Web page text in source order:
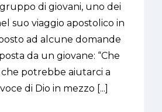
di giovani, uno dei
suo viaggio apostolico in
ad alcune domande
da un giovane: “Che
che potrebbe aiutarci a
di Dio in mezzo [...]